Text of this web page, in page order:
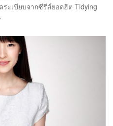
ะเบียบจากซีรีส์ยอดฮิต Tidying